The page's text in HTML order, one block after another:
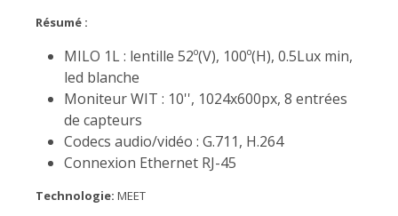
Résumé :
MILO 1L : lentille 52º(V), 100º(H), 0.5Lux min,
led blanche
Moniteur WIT : 10'', 1024x600px, 8 entrées
de capteurs
Codecs audio/vidéo : G.711, H.264
Connexion Ethernet RJ-45
Technologie: MEET